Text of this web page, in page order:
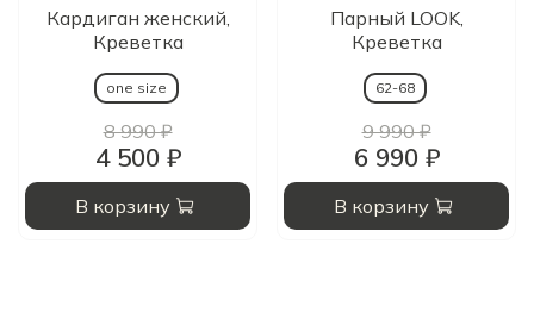
Кардиган женский,
Креветка
one size
8 990 ₽
4 500 ₽
В корзину
Парный LOOK,
Креветка
62-68
9 990 ₽
6 990 ₽
В корзину